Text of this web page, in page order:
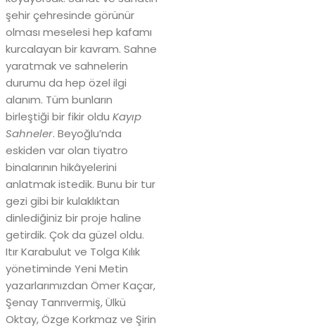
şehir çehresinde görünür
olması meselesi hep kafamı
kurcalayan bir kavram. Sahne
yaratmak ve sahnelerin
durumu da hep özel ilgi
alanım. Tüm bunların
birleştiği bir fikir oldu Kayıp
Sahneler. Beyoğlu’nda
eskiden var olan tiyatro
binalarının hikâyelerini
anlatmak istedik. Bunu bir tur
gezi gibi bir kulaklıktan
dinlediğiniz bir proje haline
getirdik. Çok da güzel oldu.
Itır Karabulut ve Tolga Kılık
yönetiminde Yeni Metin
yazarlarımızdan Ömer Kaçar,
Şenay Tanrıvermiş, Ülkü
Oktay, Özge Korkmaz ve Şirin